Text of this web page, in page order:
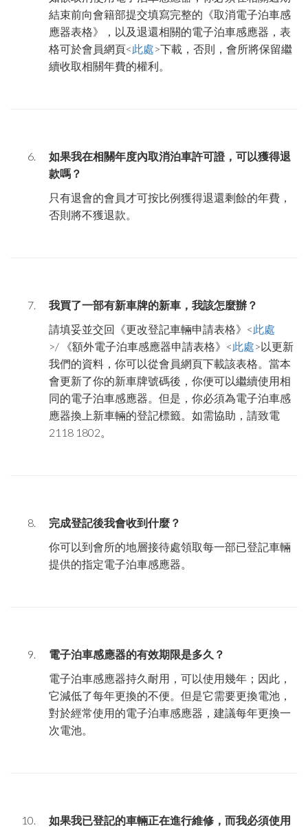
結束前向會籍部提交填寫完整的《取消電子泊車感
應器表格》，以及退還相關的電子泊車感應器，表
格可於會員網頁<此處>下載，否則，會所將保留繼
續收取相關年費的權利。
如果我在相關年度內取消泊車許可證，可以獲得退
款嗎？
只有退會的會員才可按比例獲得退還剩餘的年費，
否則將不獲退款。
我買了一部有新車牌的新車，我該怎麼辦？
請填妥並交回《更改登記車輛申請表格》<此處
>/ 《額外電子泊車感應器申請表格》<此處>以更新
我們的資料，你可以從會員網頁下載該表格。當本
會更新了你的新車牌號碼後，你便可以繼續使用相
同的電子泊車感應器。但是，你必須為電子泊車感
應器換上新車輛的登記標籤。如需協助，請致電
2118 1802。
完成登記後我會收到什麼？
你可以到會所的地層接待處領取每一部已登記車輛
提供的指定電子泊車感應器。
電子泊車感應器的有效期限是多久？
電子泊車感應器持久耐用，可以使用幾年；因此，
它減低了每年更換的不便。但是它需要更換電池，
對於經常使用的電子泊車感應器，建議每年更換一
次電池。
如果我已登記的車輛正在進行維修，而我必須使用